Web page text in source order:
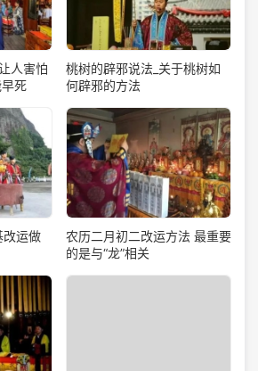
人害怕
死
桃树的辟邪说法_关于桃树如
何辟邪的方法
改运做
农历二月初二改运方法 最重要
的是与“龙”相关